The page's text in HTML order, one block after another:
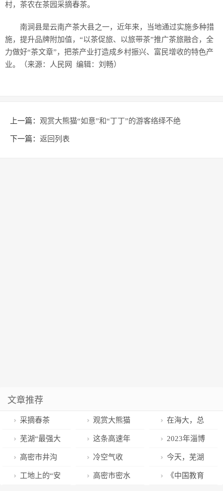
村，茶农在茶园采摘春茶。
南涧县是云南产茶大县之一，近年来，当地通过实施多种措
施，提升品牌附加值，“以茶促旅、以旅带茶”推广茶旅融合，全
力做好“茶文章”，把茶产业打造成乡村振兴、富民增收的特色产
业。（来源：人民网 编辑：刘畅）
上一篇： 观赏大熊猫“如意”和“丁丁”的游客络绎不绝
下一篇： 返回列表
文章推荐
采摘春茶 观赏大熊猫
“如意”和“丁
丁”的游客络绎
不绝
在海大，总
有束光温暖你
我！
芜湖“最强大
脑”回来了！
这条高速年
内开建！岳阳
⇋长沙，将更
2023年淄博
市公共图书馆
馆长联席会召
高密市井沟
镇草泊村： 一
冷空气收
尾！淄博下周
今天，芜湖
最强城市IP迎
工地上的“安 高密市密水 《中国教育